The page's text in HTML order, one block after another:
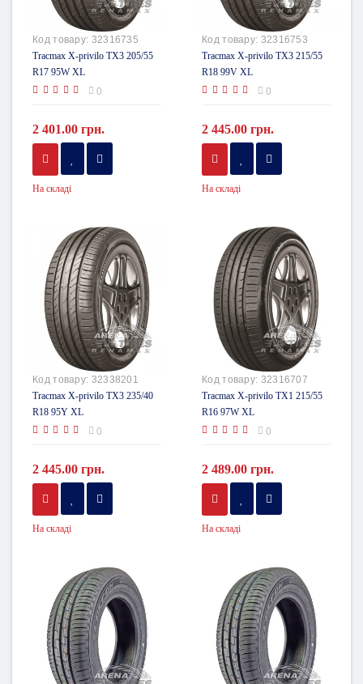
Код товару: 32316735
Tracmax X-privilo TX3 205/55
R17 95W XL
0
2 401.00 грн.
На складі
Код товару: 32316753
Tracmax X-privilo TX3 215/55
R18 99V XL
0
2 445.00 грн.
На складі
Код товару: 32338201
Tracmax X-privilo TX3 235/40
R18 95Y XL
0
2 445.00 грн.
На складі
Код товару: 32316707
Tracmax X-privilo TX1 215/55
R16 97W XL
0
2 489.00 грн.
На складі